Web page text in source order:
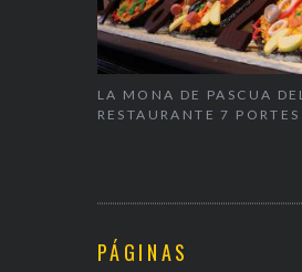
LA MONA DE PASCUA DEL
RESTAURANTE 7 PORTES
PÁGINAS